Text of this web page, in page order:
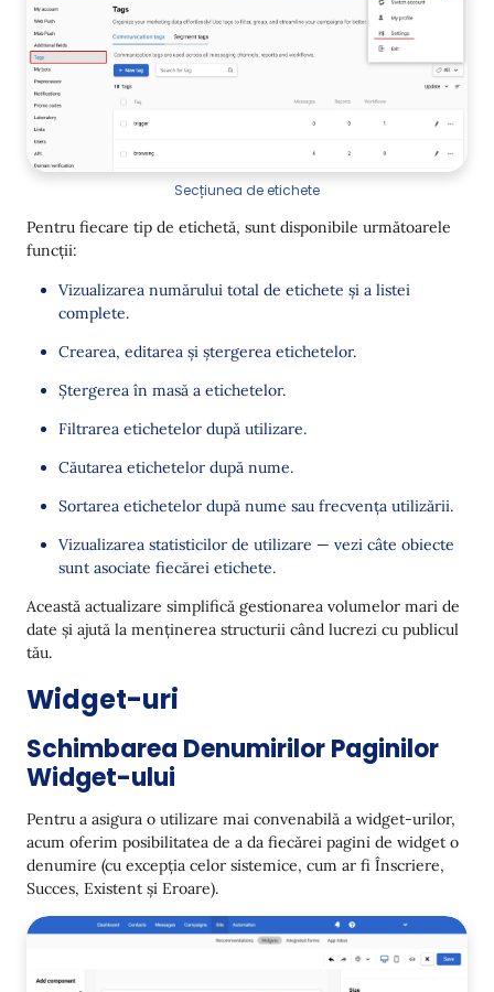
Suport pentru milisecunde în API-ul mobil
Îmbunătățiri în gestionarea obiectelor în
parametrii evenimentelor
Alte Actualizări
Setări Webhook
contactelor
Metoda API Get Contacts Activity
Export către BigQuery/PostgreSQL
Capabilități avansate de testare a fluxului de lucru
Opțiune nouă în regulile sursei de date
Secțiunea de etichete
Pentru fiecare tip de etichetă, sunt disponibile următoarele
funcții:
Vizualizarea numărului total de etichete și a listei
complete.
Crearea, editarea și ștergerea etichetelor.
Ștergerea în masă a etichetelor.
Filtrarea etichetelor după utilizare.
Căutarea etichetelor după nume.
Sortarea etichetelor după nume sau frecvența utilizării.
Vizualizarea statisticilor de utilizare — vezi câte obiecte
sunt asociate fiecărei etichete.
Această actualizare simplifică gestionarea volumelor mari de
date și ajută la menținerea structurii când lucrezi cu publicul
tău.
Widget-uri
Schimbarea Denumirilor Paginilor
Widget-ului
Pentru a asigura o utilizare mai convenabilă a widget-urilor,
acum oferim posibilitatea de a da fiecărei pagini de widget o
denumire (cu excepția celor sistemice, cum ar fi Înscriere,
Succes, Existent și Eroare).